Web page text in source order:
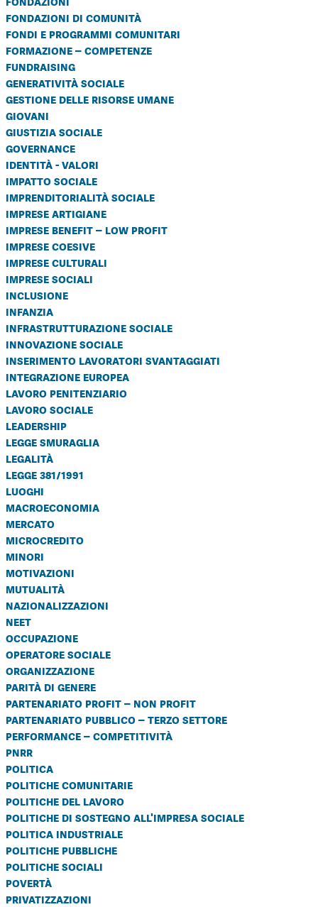
fondazioni di comunità
fondi e programmi comunitari
formazione – competenze
fundraising
generatività sociale
gestione delle risorse umane
giovani
giustizia sociale
governance
identità - valori
impatto sociale
imprenditorialità sociale
imprese artigiane
imprese benefit – low profit
imprese coesive
imprese culturali
imprese sociali
inclusione
infanzia
infrastrutturazione sociale
innovazione sociale
inserimento lavoratori svantaggiati
integrazione europea
lavoro penitenziario
lavoro sociale
leadership
legge smuraglia
legalità
legge 381/1991
luoghi
macroeconomia
mercato
microcredito
minori
motivazioni
mutualità
nazionalizzazioni
neet
occupazione
operatore sociale
organizzazione
parità di genere
partenariato profit – non profit
partenariato pubblico – terzo settore
performance – competitività
pnrr
politica
politiche comunitarie
politiche del lavoro
politiche di sostegno all'impresa sociale
politica industriale
politiche pubbliche
politiche sociali
povertà
privatizzazioni